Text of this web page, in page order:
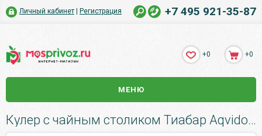
Личный кабинет Регистрация +7 495 921-35-87
+0 +0
МЕНЮ
Кулер с чайным столиком Тиабар Aqvido BQ-20 серый.